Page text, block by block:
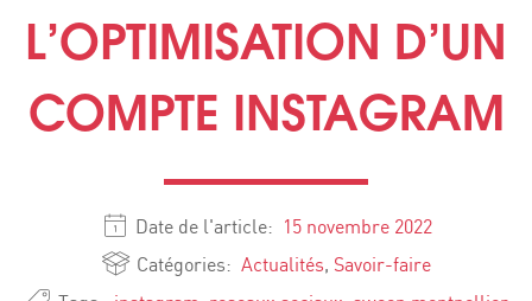
L’OPTIMISATION D’UN
COMPTE INSTAGRAM
Date de l'article:
15 novembre 2022
Catégories: Actualités, Savoir-faire